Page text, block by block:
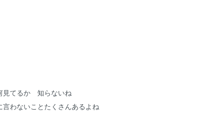
てるか 知らないね
わないことたくさんあるよね